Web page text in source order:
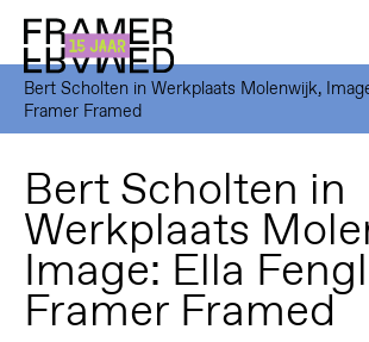
Bert Scholten in Werkplaats Molenwijk,
Framer Framed
Bert Scholten in
Werkplaats
Image: Ella
Framer Framed